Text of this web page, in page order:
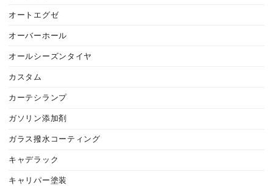
オートエグゼ
オーバーホール
オールシーズンタイヤ
カスタム
カーテシランプ
ガソリン添加剤
ガラス撥水コーティング
キャデラック
キャリパー塗装